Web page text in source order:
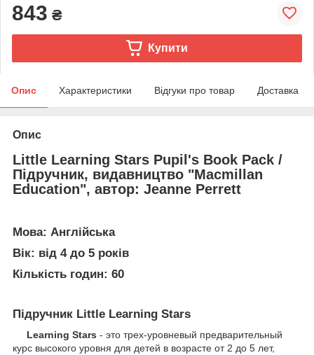
843 ₴
Купити
Опис Характеристики Відгуки про товар Доставка
Опис
Little Learning Stars Pupil's Book Pack /
Підручник, видавництво "Macmillan
Education", автор: Jeanne Perrett
Мова: Англійська
Вік: від 4 до 5 років
Кількість годин: 60
Підручник Little Learning Stars
Learning Stars - это трех-уровневый предварительный
курс высокого уровня для детей в возрасте от 2 до 5 лет,